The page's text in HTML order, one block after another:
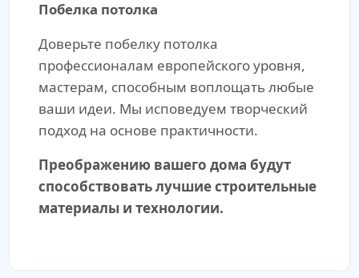
Побелка потолка
Доверьте побелку потолка
профессионалам европейского уровня,
мастерам, способным воплощать любые
ваши идеи. Мы исповедуем творческий
подход на основе практичности.
Преображению вашего дома будут
способствовать лучшие строительные
материалы и технологии.